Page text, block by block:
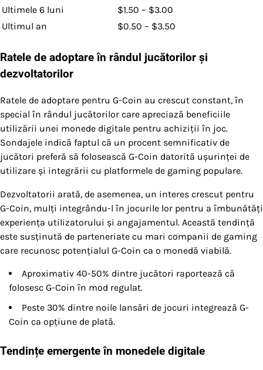
Ultimele 6 luni
$1.50 – $3.00
Ultimul an
$0.50 – $3.50
Ratele de adoptare în rândul jucătorilor și
dezvoltatorilor
Ratele de adoptare pentru G-Coin au crescut constant, în
special în rândul jucătorilor care apreciază beneficiile
utilizării unei monede digitale pentru achiziții în joc.
Sondajele indică faptul că un procent semnificativ de
jucători preferă să folosească G-Coin datorită ușurinței de
utilizare și integrării cu platformele de gaming populare.
Dezvoltatorii arată, de asemenea, un interes crescut pentru
G-Coin, mulți integrându-l în jocurile lor pentru a îmbunătăți
experiența utilizatorului și angajamentul. Această tendință
este susținută de parteneriate cu mari companii de gaming
care recunosc potențialul G-Coin ca o monedă viabilă.
Aproximativ 40-50% dintre jucători raportează că
folosesc G-Coin în mod regulat.
Peste 30% dintre noile lansări de jocuri integrează G-
Coin ca opțiune de plată.
Tendințe emergente în monedele digitale